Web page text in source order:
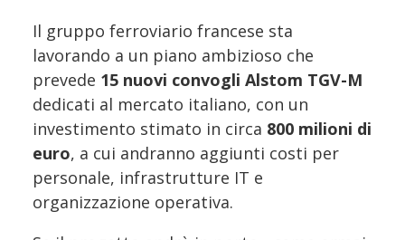
Il gruppo ferroviario francese sta
lavorando a un piano ambizioso che
prevede 15 nuovi convogli Alstom TGV-M
dedicati al mercato italiano, con un
investimento stimato in circa 800 milioni di
euro, a cui andranno aggiunti costi per
personale, infrastrutture IT e
organizzazione operativa.